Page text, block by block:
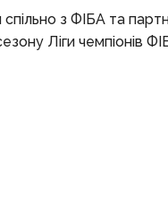
з ФІБА та
Ліги чемпіонів